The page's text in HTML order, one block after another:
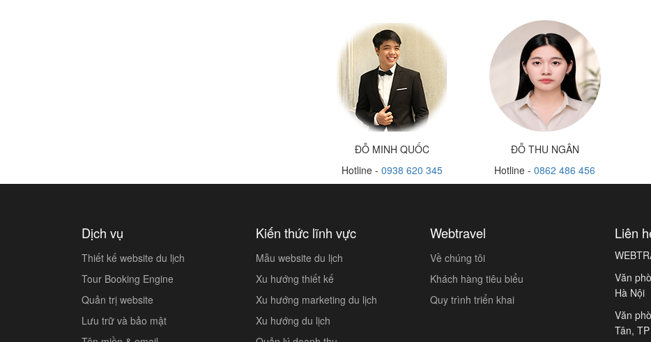
ĐỖ MINH QUỐC
Hotline - 0938 620 345
ĐỖ THU NGÂN
Hotline -0862 486 456
Dịch vụ
Thiết kế website du lịch
Tour Booking Engine
Quản trị website
Lưu trữ và bảo mật
Kiến thức lĩnh vực
Mẫu website du lịch
Xu hướng thiết kế
Xu hướng marketing du lịch
Xu hướng du lịch
Webtravel
Về chúng tôi
Khách hàng tiêu biểu
Quy trình triển khai
Liên
Văn
Hà Nội
Văn
Tân,